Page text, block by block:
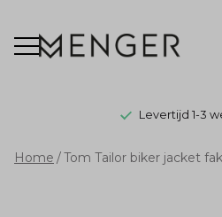
Levertijd 1-3
Tom
Home Tom Tailor biker jacket